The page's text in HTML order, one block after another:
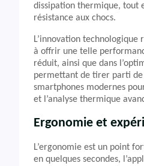
dissipation thermique, tout
résistance aux chocs.
L’innovation technologique
à offrir une telle
réduit, ainsi que dans
permettant de tirer parti de
smartphones modernes
et l’analyse thermique
Ergonomie et
L’ergonomie est un point
en quelques secondes,